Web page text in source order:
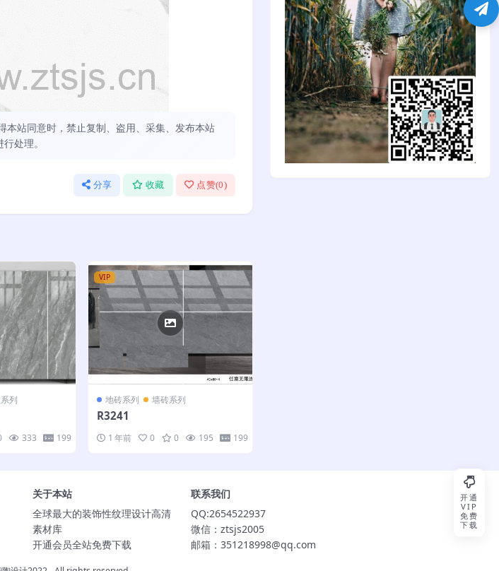
站同意时，禁止复制、盗用、采集、发布本站
处理。
分享 收藏 点赞(0)
列
333 199
VIP
地砖系列 墙砖系列
R3241
1 年前 0 0 195 199
关于本站
全球最大的装饰性纹理设计高清
素材库
开通会员全站免费下载
联系我们
QQ:2654522937
微信：ztsjs2005
邮箱：351218998@qq.com
开通
VIP
免费
下载